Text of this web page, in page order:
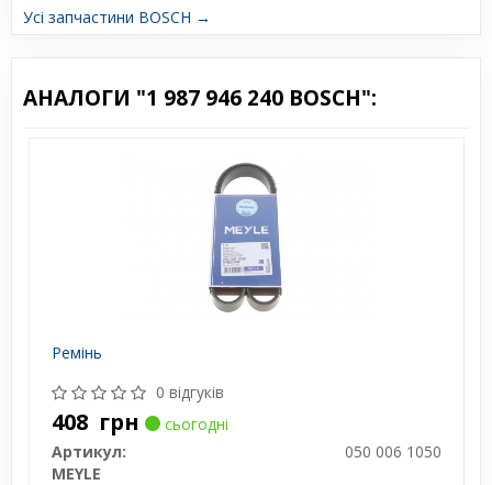
Усі запчастини BOSCH →
АНАЛОГИ "1 987 946 240 BOSCH":
Ремінь
0 відгуків
408 грн
сьогодні
Артикул:
050 006 1050
MEYLE